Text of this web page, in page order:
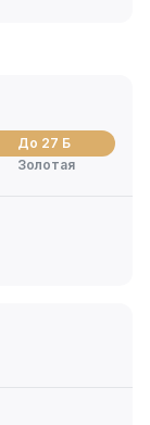
До 27 Б
Золотая